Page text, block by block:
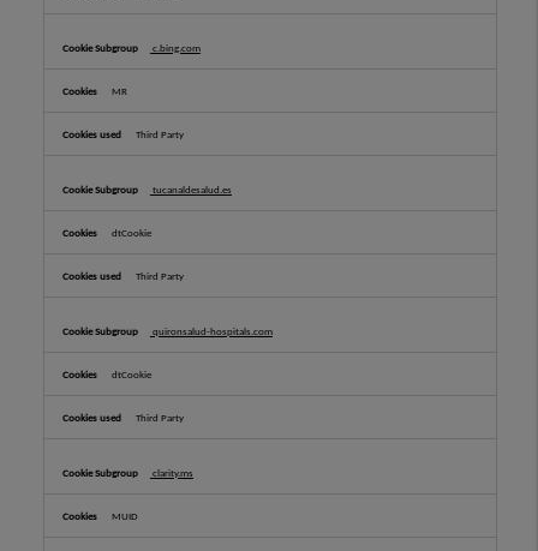
c.bing.com
MR
Third Party
tucanaldesalud.es
dtCookie
Third Party
quironsalud-hospitals.com
dtCookie
Third Party
clarity.ms
MUID